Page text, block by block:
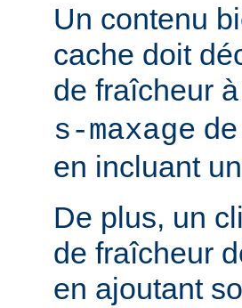
Un contenu
cache doit
de fraîcheur
s-maxage
en incluant
De plus, un
de fraîcheur
en ajoutant